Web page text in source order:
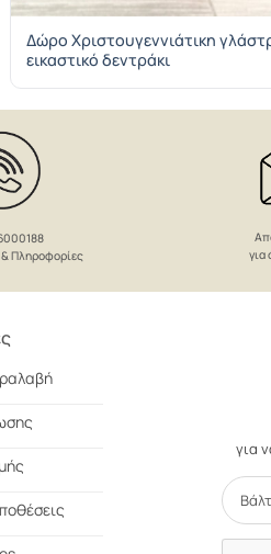
Δώρο Χριστουγεννιάτικη
εικαστικό δεντράκι
& Πληροφορίες
για
για